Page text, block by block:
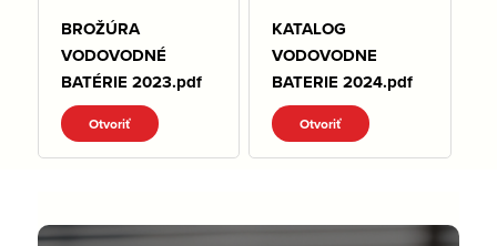
BROŽÚRA
VODOVODNÉ
BATÉRIE 2023.pdf
Otvoriť
KATALOG
VODOVODNE
BATERIE 2024.pdf
Otvoriť